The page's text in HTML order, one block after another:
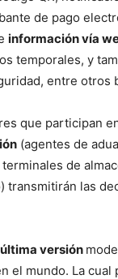
de pago
información vía
temporales, y
entre otros
que participan
(agentes de
de
transmitirán las
última versión
el mundo. La cual